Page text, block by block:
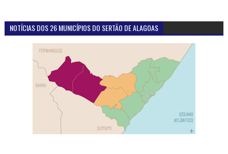
NOTÍCIAS DOS 26 MUNICÍPIOS DO SERTÃO DE ALAGOAS